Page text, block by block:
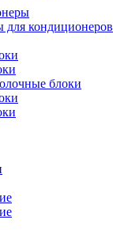
для кондиционеров
блоки